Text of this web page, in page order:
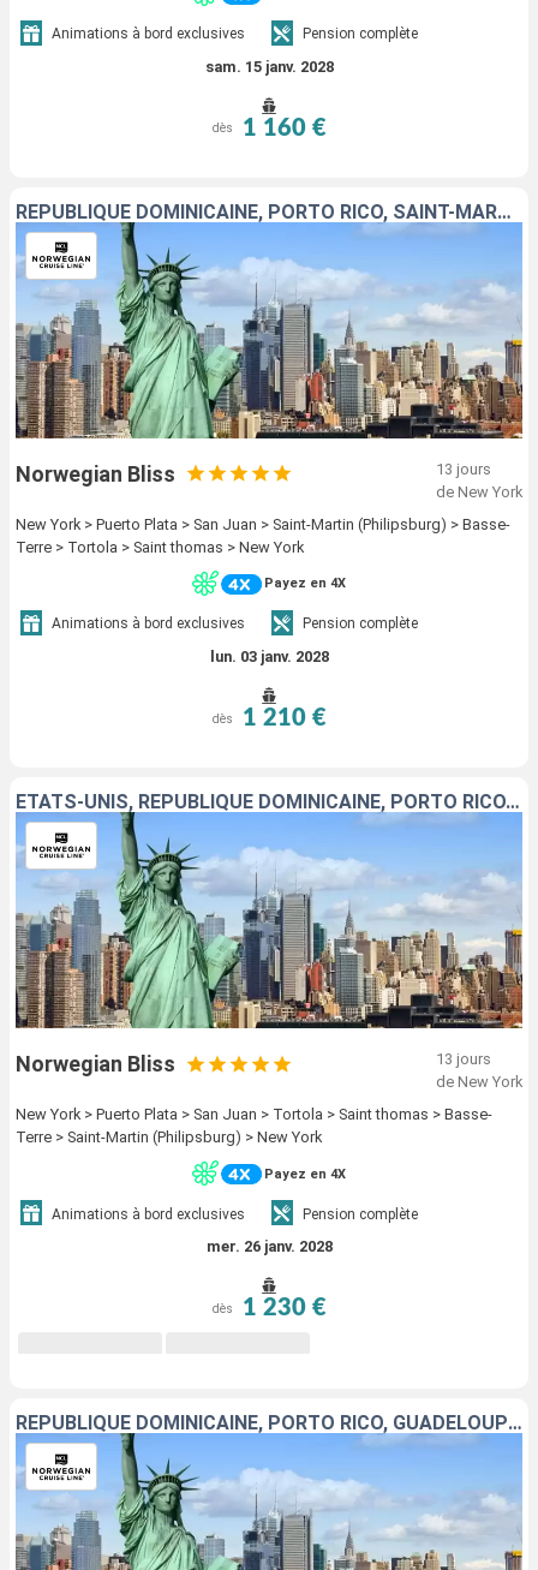
Animations à bord exclusives Pension complète
sam. 15 janv. 2028
dès 1 160 €
RÉPUBLIQUE DOMINICAINE, PORTO RICO, SAINT-MARTIN, GUADELOUPE, TORTOLA, SAINT-THOMAS, ÉTATS-UNIS
Norwegian Bliss
13 jours
de New York
New York > Puerto Plata > San Juan > Saint-Martin (Philipsburg) > Basse-
Terre > Tortola > Saint thomas > New York
Payez en 4X
Animations à bord exclusives Pension complète
lun. 03 janv. 2028
dès 1 210 €
ÉTATS-UNIS, RÉPUBLIQUE DOMINICAINE, PORTO RICO, TORTOLA, SAINT-THOMAS, GUADELOUPE, SAINT-MARTIN
Norwegian Bliss
13 jours
de New York
New York > Puerto Plata > San Juan > Tortola > Saint thomas > Basse-
Terre > Saint-Martin (Philipsburg) > New York
Payez en 4X
Animations à bord exclusives Pension complète
mer. 26 janv. 2028
dès 1 230 €
RÉPUBLIQUE DOMINICAINE, PORTO RICO, GUADELOUPE, SAINT-THOMAS, TORTOLA, SAINT-MARTIN, ÉTATS-UNIS